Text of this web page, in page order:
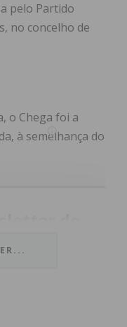
pelo Partido
no concelho de
o Chega foi a
à semelhança do